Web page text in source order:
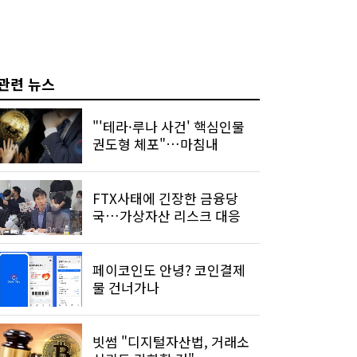
련 뉴스
"'테라·루나 사건' 핵심인물
권도형 체포"…마침내
FTX사태에 긴장한 금융당
국…가상자산 리스크 대응
페이코인도 안녕? 코인결제
물 건너가나
빗썸 "디지털자산법, 거래소